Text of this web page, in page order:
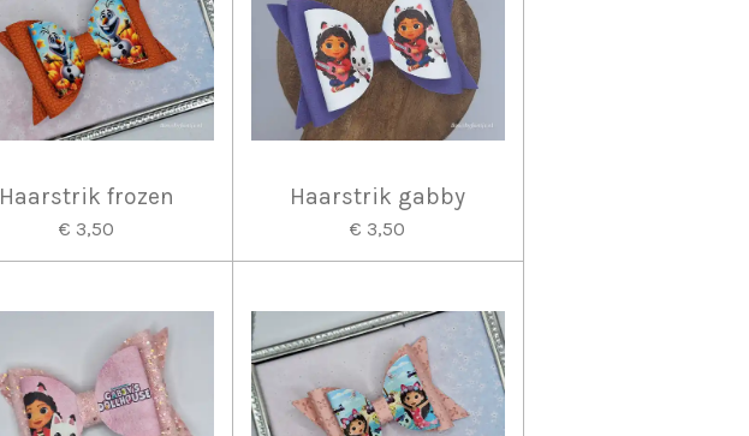
Haarstrik frozen
€ 3,50
Haarstrik gabby
€ 3,50